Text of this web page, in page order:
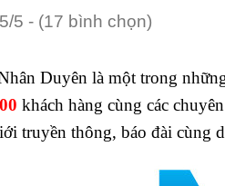
5/5 - (17 bình chọn)
Duyên là một trong
khách hàng cùng các
truyền thông, báo đài cùng